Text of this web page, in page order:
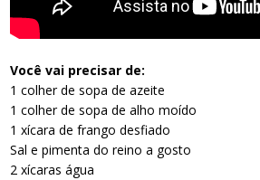
Você vai precisar de:
1 colher de sopa de azeite
1 colher de sopa de alho moído
1 xícara de frango desfiado
Sal e pimenta do reino a gosto
2 xícaras água